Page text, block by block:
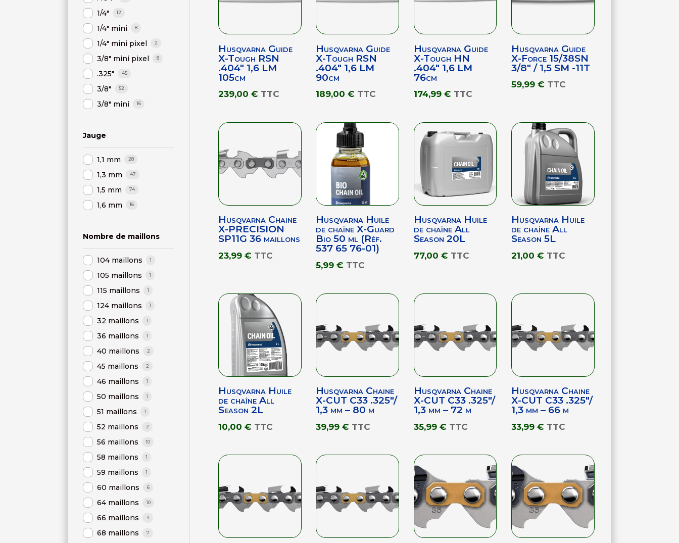
1/4" 12
1/4" mini 8
1/4" mini pixel 2
3/8" mini pixel 8
.325" 45
3/8" 52
3/8" mini 16
Jauge
1,1 mm 28
1,3 mm 47
1,5 mm 74
1,6 mm 16
Nombre de maillons
104 maillons 1
105 maillons 1
115 maillons 1
124 maillons 1
32 maillons 1
36 maillons 1
40 maillons 2
45 maillons 2
46 maillons 1
50 maillons 1
51 maillons 1
52 maillons 2
56 maillons 10
58 maillons 1
59 maillons 1
60 maillons 6
64 maillons 10
66 maillons 4
68 maillons 7
Husqvarna Guide
X-Tough RSN
.404″ 1,6 LM
105cm
239,00€ TTC
Husqvarna Guide
X-Tough RSN
.404″ 1,6 LM
90cm
189,00€ TTC
Husqvarna Guide
X-Tough HN
.404″ 1,6 LM
76cm
174,99 € TTC
Husqvarna Guide
X-Force 15/38SN
3/8″ / 1,5 SM -11T
59,99 € TTC
Husqvarna Chaine
X-PRECISION
SP11G 36 maillons
23,99€ TTC
Husqvarna Huile
de chaîne X-Guard
Bio 50 ml (Réf.
537 65 76-01)
5,99€ TTC
Husqvarna Huile
de chaîne All
Season 20L
77,00 € TTC
Husqvarna Huile
de chaîne All
Season 5L
21,00 € TTC
Husqvarna Huile
de chaîne All
Season 2L
10,00€ TTC
Husqvarna Chaine
X-CUT C33 .325″/
1,3 mm – 80 m
39,99€ TTC
Husqvarna Chaine
X-CUT C33 .325″/
1,3 mm – 72 m
35,99 € TTC
Husqvarna Chaine
X-CUT C33 .325″/
1,3 mm – 66 m
33,99 € TTC